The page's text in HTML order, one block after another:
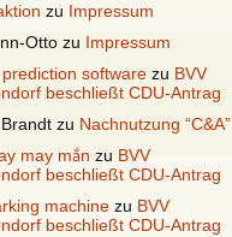
zu Impressum
Otto zu Impressum
software zu BVV
beschließt CDU-Antrag
zu Nachnutzung “C&A”
may mắn zu BVV
beschließt CDU-Antrag
machine zu BVV
beschließt CDU-Antrag